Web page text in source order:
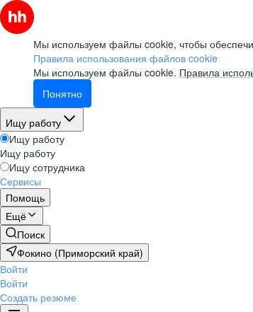
Мы используем файлы cookie, чтобы
Правила использования файлов cookie
Мы используем файлы cookie. Правила
Понятно
Ищу работу
Ищу работу
Ищу работу
Ищу сотрудника
Сервисы
Помощь
Ещё
Поиск
Фокино (Приморский край)
Войти
Войти
Создать резюме